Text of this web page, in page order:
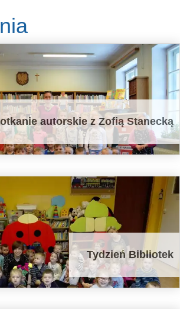
autorskie z Zofią Stanecką
Tydzień Bibliotek